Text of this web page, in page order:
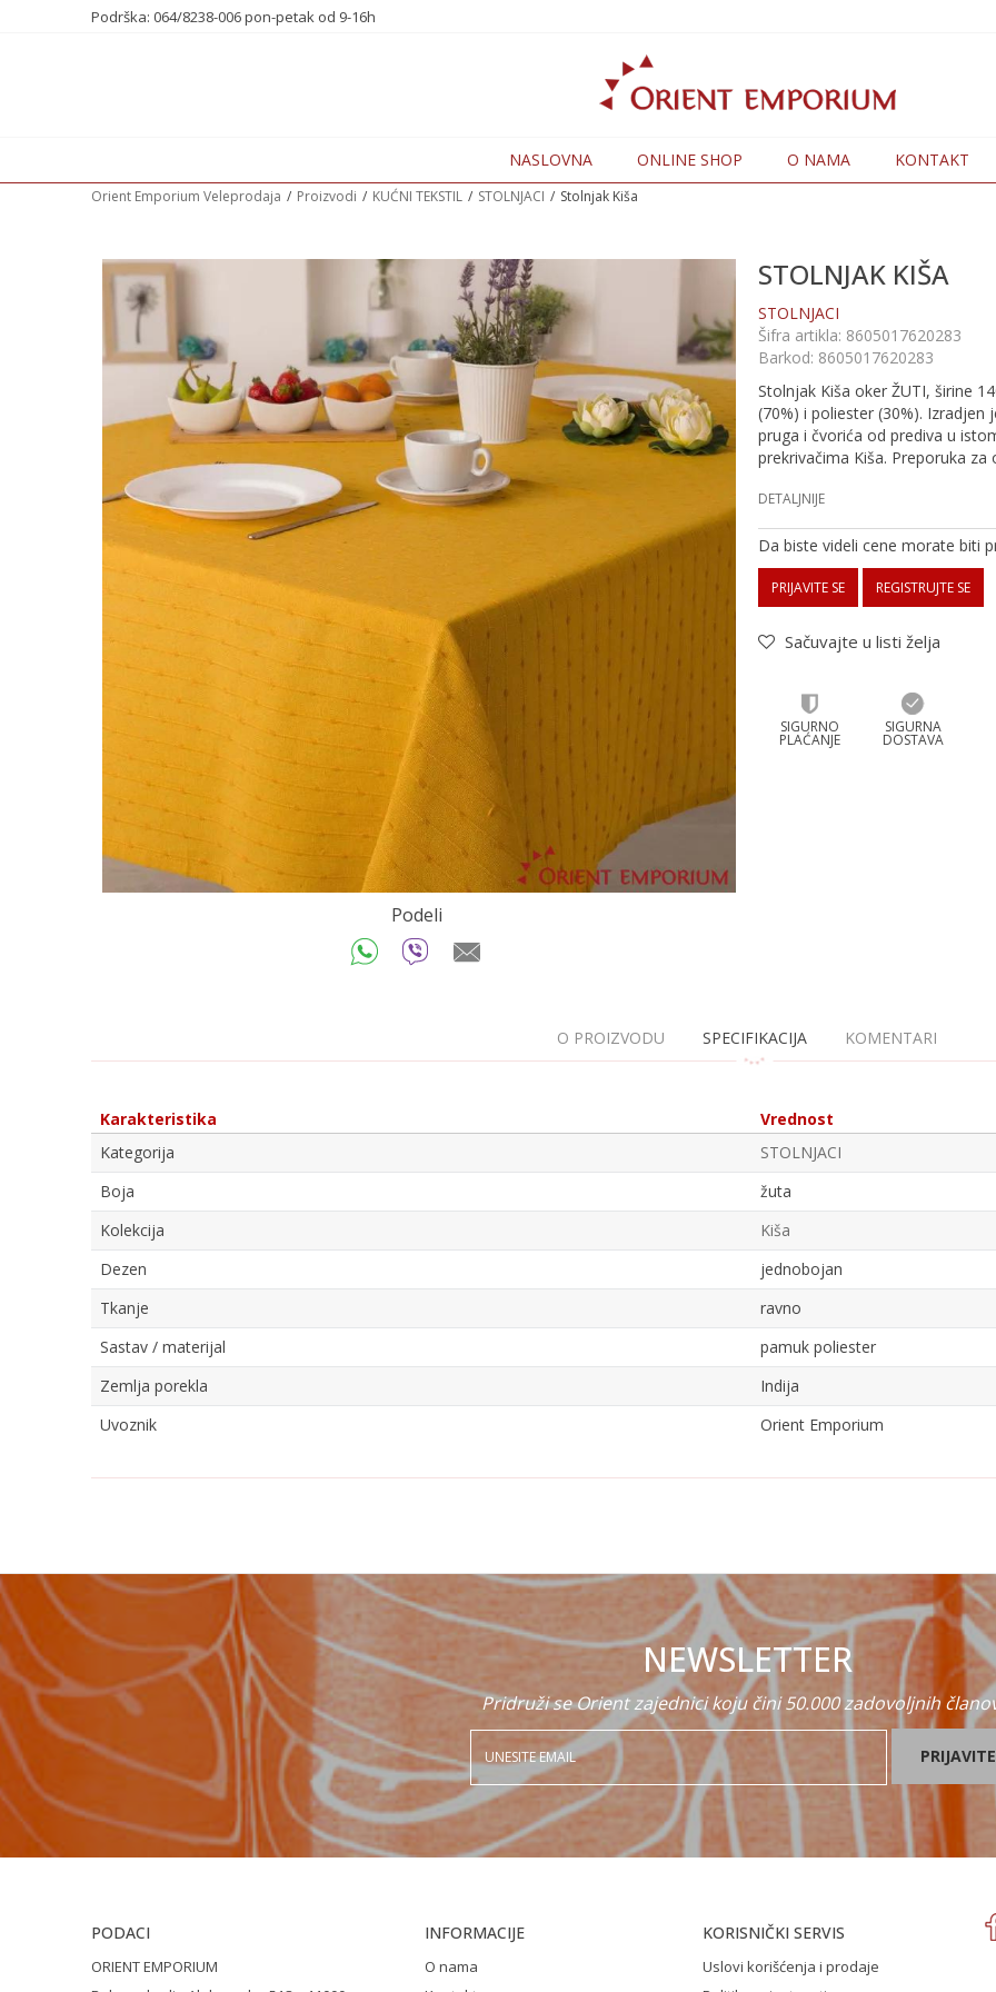
Podrška: 064/8238-006 pon-petak od 9-16h
NASLOVNA ONLINE SHOP O NAMA KONTAKT
Orient Emporium Veleprodaja Proizvodi KUĆNI TEKSTIL STOLNJACI Stolnjak Kiša
Podeli
STOLNJAK KIŠA
STOLNJACI
Šifra artikla: 8605017620283
Barkod: 8605017620283
Stolnjak Kiša oker ŽUTI, širine
(70%) i poliester (30%).
pruga i čvorića od prediva u
prekrivačima Kiša. Preporuka za
DETALJNIJE
Da biste videli cene morate biti
PRIJAVITE SE REGISTRUJTE SE
Sačuvajte u listi želja
SIGURNO
PLAĆANJE
SIGURNA
DOSTAVA
O PROIZVODU SPECIFIKACIJA KOMENTARI
Karakteristika
Vrednost
Kategorija
STOLNJACI
Boja
žuta
Kolekcija
Kiša
Dezen
jednobojan
Tkanje
ravno
Sastav / materijal
pamuk poliester
Zemlja porekla
Indija
Uvoznik
Orient Emporium
Poruka
NEWSLETTER
Pridruži se Orient zajednici koju čini 50.000 zadovoljnih
PODACI
ORIENT EMPORIUM
INFORMACIJE
O nama
KORISNIČKI SERVIS
Uslovi korišćenja i prodaje